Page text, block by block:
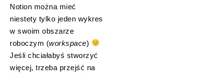
Notion można mieć
niestety tylko jeden wykres
w swoim obszarze
roboczym (workspace)
Jeśli chciałabyś stworzyć
więcej, trzeba przejść na